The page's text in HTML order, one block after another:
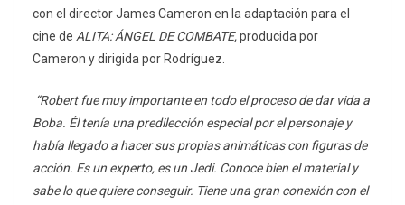
con el director James Cameron en la adaptación para el
cine de ALITA: ÁNGEL DE COMBATE,producida por
Cameron y dirigida por Rodríguez.
“Robert fue muy importante en todo el proceso de dar vida a
Boba. Él tenía una predilección especial por el personaje y
había llegado a hacer sus propias animáticas con figuras de
acción. Es un experto, es un Jedi. Conoce bien el material y
sabe lo que quiere conseguir. Tiene una gran conexión con el